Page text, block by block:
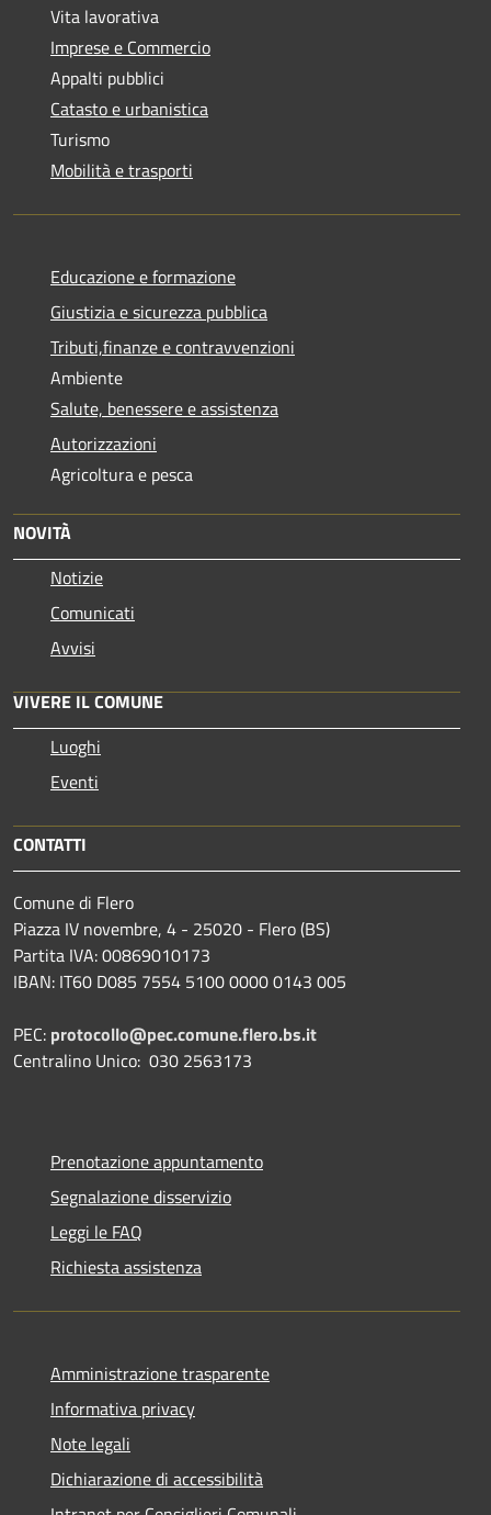
Vita lavorativa
Imprese e Commercio
Appalti pubblici
Catasto e urbanistica
Turismo
Mobilità e trasporti
Educazione e formazione
Giustizia e sicurezza pubblica
Tributi,finanze e contravvenzioni
Ambiente
Salute, benessere e assistenza
Autorizzazioni
Agricoltura e pesca
NOVITÀ
Notizie
Comunicati
Avvisi
VIVERE IL COMUNE
Luoghi
Eventi
CONTATTI
Comune di Flero
Piazza IV novembre, 4 - 25020 - Flero (BS)
Partita IVA: 00869010173
IBAN: IT60 D085 7554 5100 0000 0143 005
PEC: protocollo@pec.comune.flero.bs.it
Centralino Unico: 030 2563173
Prenotazione appuntamento
Segnalazione disservizio
Leggi le FAQ
Richiesta assistenza
Amministrazione trasparente
Informativa privacy
Note legali
Dichiarazione di accessibilità